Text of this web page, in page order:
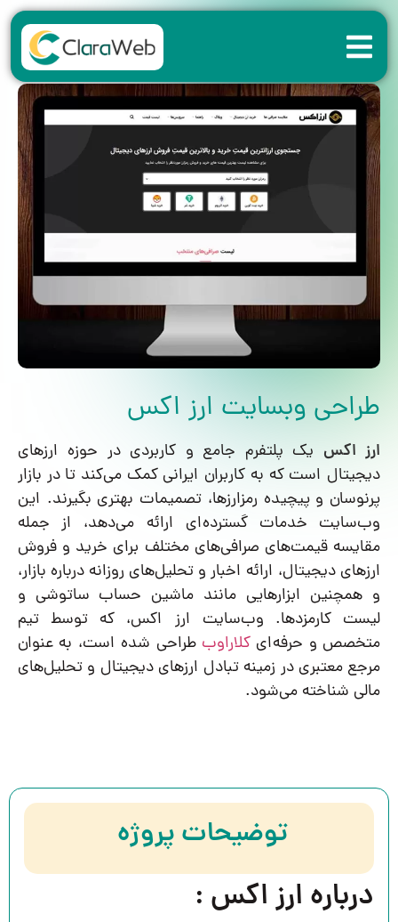
طراحی وبسایت ارز اکس
ارز اکس یک پلتفرم جامع و کاربردی در حوزه ارزهای
دیجیتال است که به کاربران ایرانی کمک می‌کند تا در بازار
پرنوسان و پیچیده رمزارزها، تصمیمات بهتری بگیرند. این
وب‌سایت خدمات گسترده‌ای ارائه می‌دهد، از جمله
مقایسه قیمت‌های صرافی‌های مختلف برای خرید و فروش
ارزهای دیجیتال، ارائه اخبار و تحلیل‌های روزانه درباره بازار،
و همچنین ابزارهایی مانند ماشین حساب ساتوشی و
لیست کارمزدها. وب‌سایت ارز اکس، که توسط تیم
متخصص و حرفه‌ایکلاراوب طراحی شده است، به عنوان
مرجع معتبری در زمینه تبادل ارزهای دیجیتال و تحلیل‌های
مالی شناخته می‌شود.
توضیحات پروژه
درباره ارز اکس :